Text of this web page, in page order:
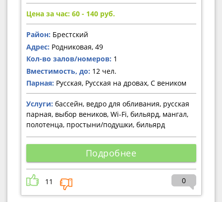
Цена за час: 60 - 140 руб.
Район: Брестский
Адрес: Родниковая, 49
Кол-во залов/номеров: 1
Вместимость, до: 12 чел.
Парная: Русская, Русская на дровах, С веником
Услуги: бассейн, ведро для обливания, русская
парная, выбор веников, Wi-Fi, бильярд, мангал,
полотенца, простыни/подушки, бильярд
Подробнее
11 0